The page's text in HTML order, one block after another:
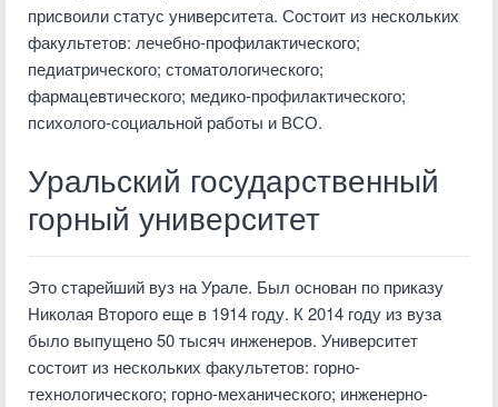
присвоили статус университета. Состоит из нескольких
факультетов: лечебно-профилактического;
педиатрического; стоматологического;
фармацевтического; медико-профилактического;
психолого-социальной работы и ВСО.
Уральский государственный
горный университет
Это старейший вуз на Урале. Был основан по приказу
Николая Второго еще в 1914 году. К 2014 году из вуза
было выпущено 50 тысяч инженеров. Университет
состоит из нескольких факультетов: горно-
технологического; горно-механического; инженерно-